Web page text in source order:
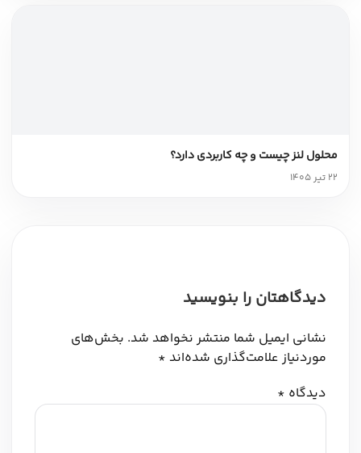
محلول لنز چیست و چه کاربردی دارد؟
22 تیر 1405
دیدگاهتان را بنویسید
نشانی ایمیل شما منتشر نخواهد شد. بخش‌های
موردنیاز علامت‌گذاری شده‌اند *
دیدگاه *